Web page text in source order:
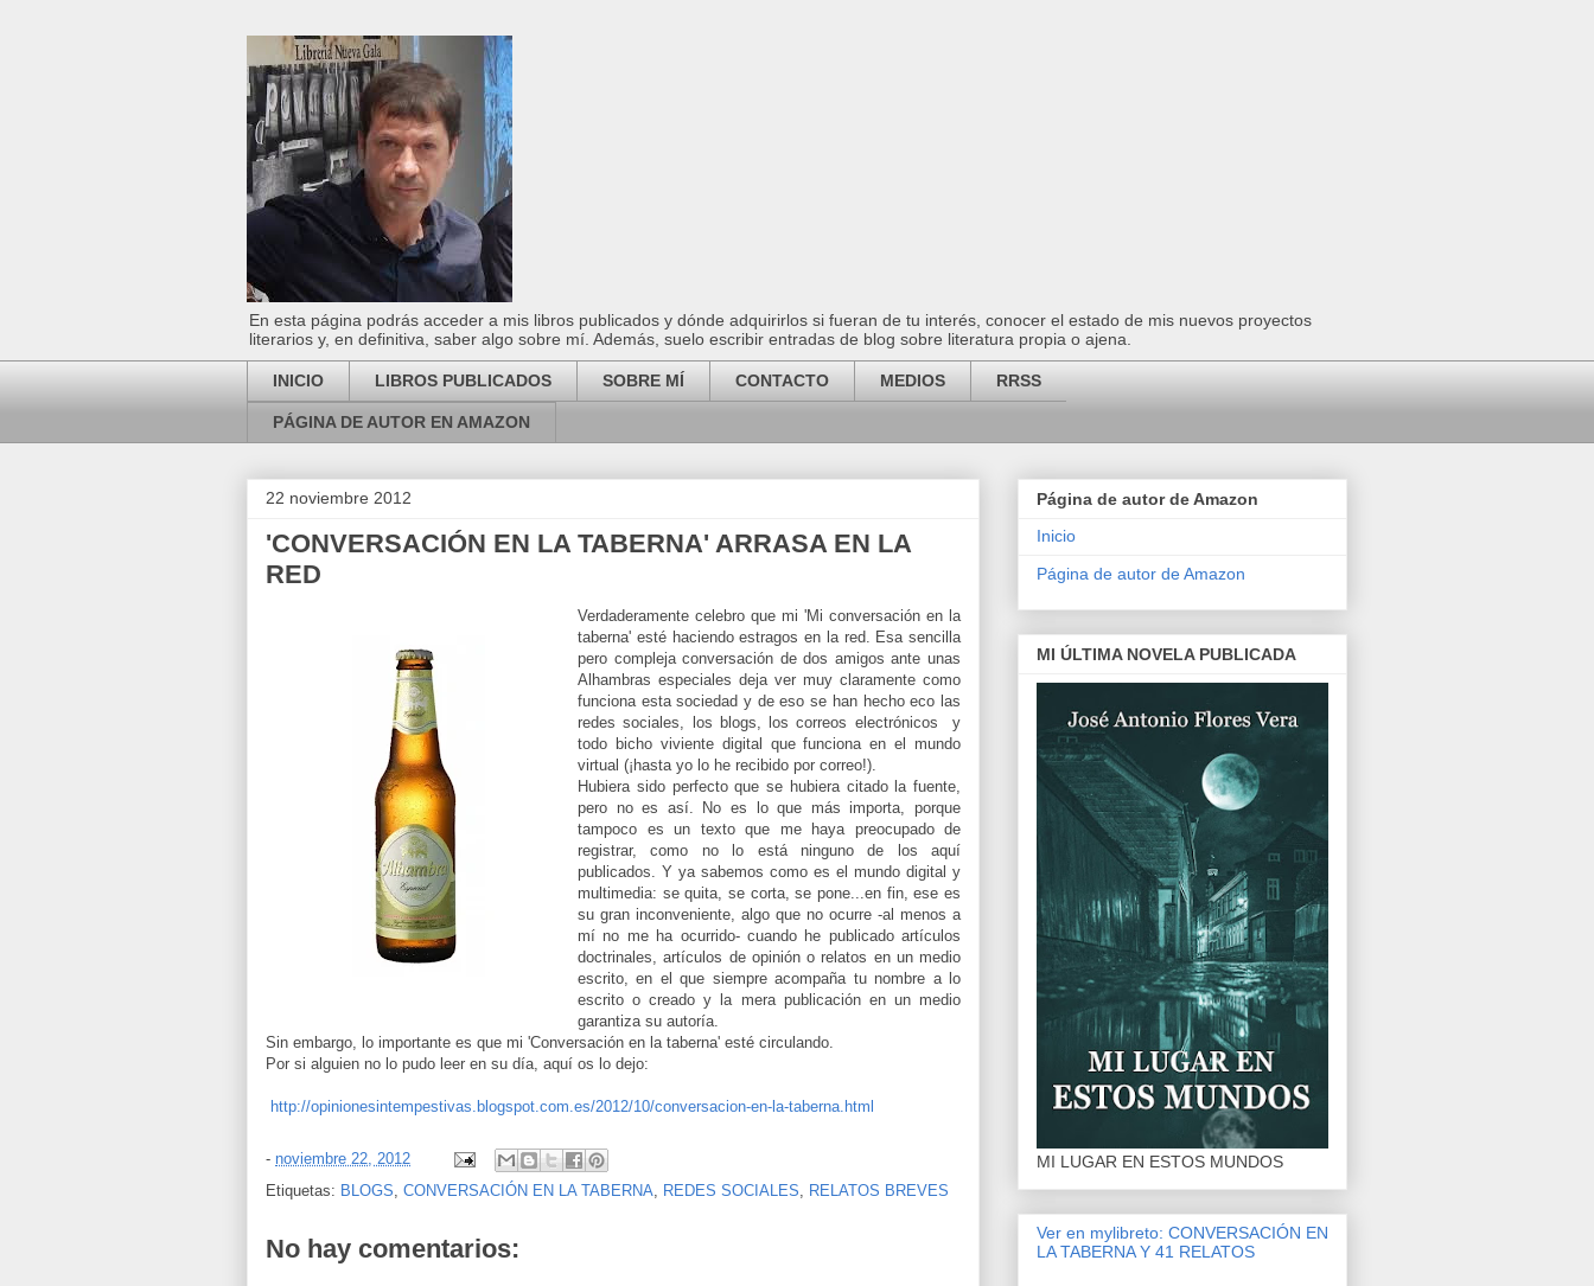
En esta página podrás acceder a mis libros publicados y dónde adquirirlos si fueran de tu interés, conocer el estado de mis nuevos proyectos
literarios y, en definitiva, saber algo sobre mí. Además, suelo escribir entradas de blog sobre literatura propia o ajena.
INICIO LIBROS PUBLICADOS SOBRE MÍ CONTACTO MEDIOS RRSS
PÁGINA DE AUTOR EN AMAZON
22 noviembre 2012
'CONVERSACIÓN EN LA TABERNA' ARRASA EN LA
RED
Verdaderamente celebro que mi 'Mi conversación en la
taberna' esté haciendo estragos en la red. Esa sencilla
pero compleja conversación de dos amigos ante unas
Alhambras especiales deja ver muy claramente como
funciona esta sociedad y de eso se han hecho eco las
redes sociales, los blogs, los correos electrónicos y
todo bicho viviente digital que funciona en el mundo
virtual (¡hasta yo lo he recibido por correo!).
Hubiera sido perfecto que se hubiera citado la fuente,
pero no es así. No es lo que más importa, porque
tampoco es un texto que me haya preocupado de
registrar, como no lo está ninguno de los aquí
publicados. Y ya sabemos como es el mundo digital y
multimedia: se quita, se corta, se pone...en fin, ese es
su gran inconveniente, algo que no ocurre -al menos a
mí no me ha ocurrido- cuando he publicado artículos
doctrinales, artículos de opinión o relatos en un medio
escrito, en el que siempre acompaña tu nombre a lo
escrito o creado y la mera publicación en un medio
garantiza su autoría.
Sin embargo, lo importante es que mi 'Conversación en la taberna' esté circulando.
Por si alguien no lo pudo leer en su día, aquí os lo dejo:
http://opinionesintempestivas.blogspot.com.es/2012/10/conversacion-en-la-taberna.html
- noviembre 22, 2012
Etiquetas: BLOGS CONVERSACIÓN EN LA TABERNA REDES SOCIALES RELATOS BREVES
No hay comentarios:
Página de autor de Amazon
Inicio
Página de autor de Amazon
MI ÚLTIMA NOVELA PUBLICADA
MI LUGAR EN ESTOS MUNDOS
Ver en mylibreto: CONVERSACIÓN EN
LA TABERNA Y 41 RELATOS